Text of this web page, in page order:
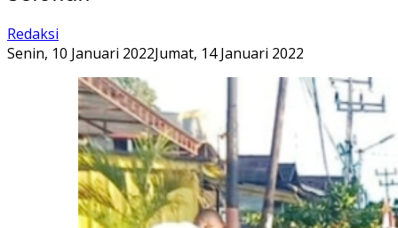
Redaksi
Senin, 10 Januari 2022Jumat, 14 Januari 2022